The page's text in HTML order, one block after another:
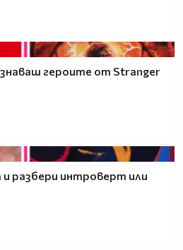
героите от Stranger
и разбери интроверт или